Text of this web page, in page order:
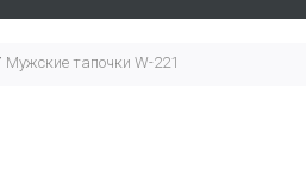
Мужские тапочки W-221